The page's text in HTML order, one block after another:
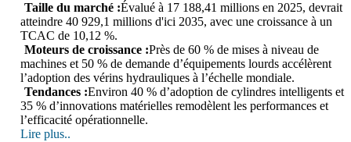
Taille du marché :Évalué à 17 188,41 millions en 2025, devrait
atteindre 40 929,1 millions d'ici 2035, avec une croissance à un
TCAC de 10,12 %.
Moteurs de croissance :Près de 60 % de mises à niveau de
machines et 50 % de demande d’équipements lourds accélèrent
l’adoption des vérins hydrauliques à l’échelle mondiale.
Tendances :Environ 40 % d’adoption de cylindres intelligents et
35 % d’innovations matérielles remodèlent les performances et
l’efficacité opérationnelle.
Lire plus..